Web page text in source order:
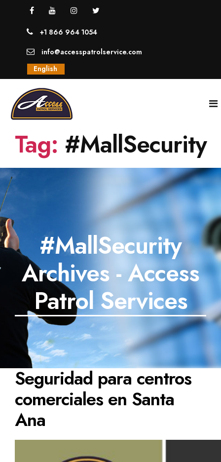
+1 866 964 1054
info@accesspatrolservice.com
English
INICIO
SECTORES
TECNOLOGÍA
TESTIMONIOS
PREGUNTAS FRECUENTES
CONTÁCTANOS
Tag: #MallSecurity
#MallSecurity
Archives - Access
Patrol Services
Seguridad para centros
comerciales en Santa
Ana